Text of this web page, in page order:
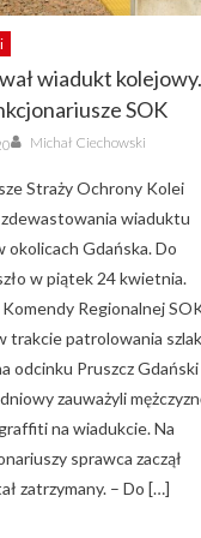
wiadukt kolejowy.
SOK
Author
Michał Ciechowski
Straży Ochrony Kolei
wiaduktu
okolicach Gdańska. Do
w piątek 24 kwietnia.
Regionalnej
trakcie patrolowania
odcinku Pruszcz Gdański
zauważyli
na wiadukcie. Na
sprawca zaczął
zatrzymany. – Do […]